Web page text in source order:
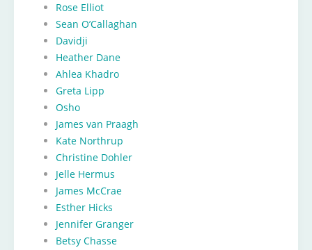
Rose Elliot
Sean O’Callaghan
Davidji
Heather Dane
Ahlea Khadro
Greta Lipp
Osho
James van Praagh
Kate Northrup
Christine Dohler
Jelle Hermus
James McCrae
Esther Hicks
Jennifer Granger
Betsy Chasse